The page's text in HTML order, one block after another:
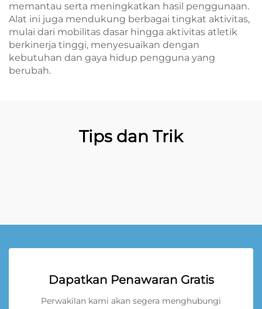
memantau serta meningkatkan hasil penggunaan.
Alat ini juga mendukung berbagai tingkat aktivitas,
mulai dari mobilitas dasar hingga aktivitas atletik
berkinerja tinggi, menyesuaikan dengan
kebutuhan dan gaya hidup pengguna yang
berubah.
Tips dan Trik
Dapatkan Penawaran Gratis
Perwakilan kami akan segera menghubungi